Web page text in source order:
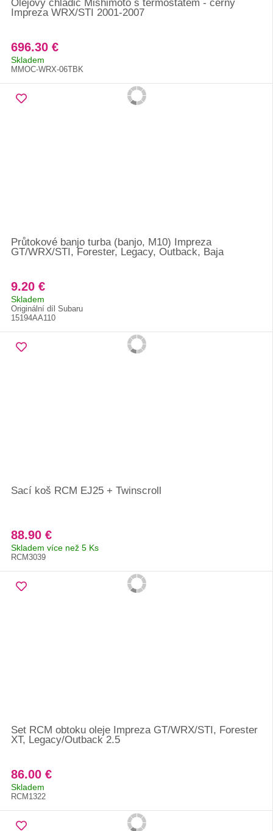
Olejový chladič Mishimoto s termostatem - černý
Impreza WRX/STI 2001-2007
696.30 €
Skladem
MMOC-WRX-06TBK
Průtokové banjo turba (banjo, M10) Impreza
GT/WRX/STI, Forester, Legacy, Outback, Baja
9.20 €
Skladem
Originální díl Subaru
15194AA110
Sací koš RCM EJ25 + Twinscroll
88.90 €
Skladem více než 5 Ks
RCM3039
Set RCM obtoku oleje Impreza GT/WRX/STI, Forester
XT, Legacy/Outback 2.5
86.00 €
Skladem
RCM1322